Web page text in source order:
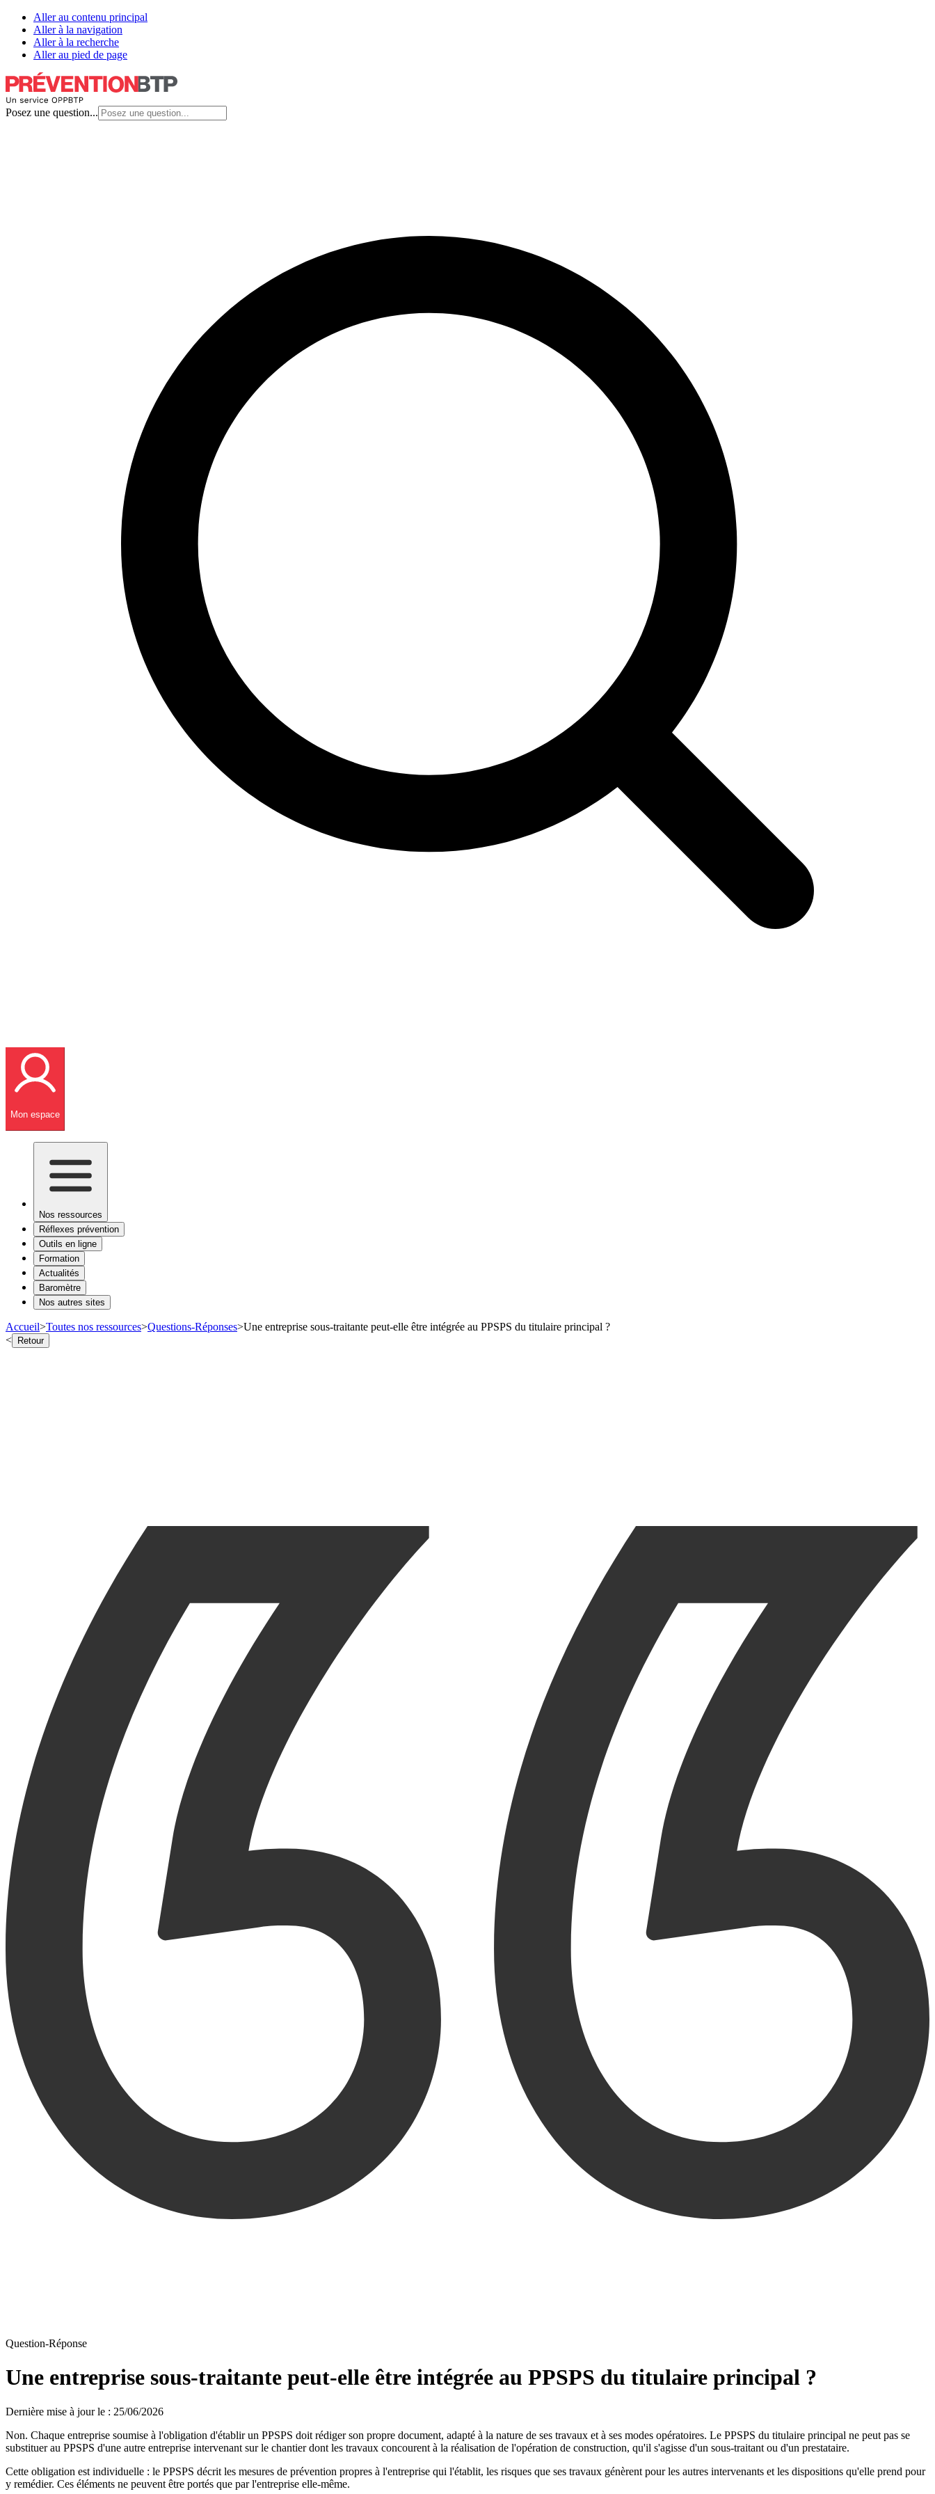
Aller au contenu principal
Aller à la navigation
Aller à la recherche
Aller au pied de page
Posez une question...
Mon espace
Nos ressources
Réflexes prévention
Outils en ligne
Formation
Actualités
Baromètre
Nos autres sites
Accueil>Toutes nos ressources>Questions-Réponses>Une entreprise sous-traitante peut-elle être intégrée au PPSPS du titulaire principal ?
< Retour
Question-Réponse
Une entreprise sous-traitante peut-elle être intégrée au PPSPS du titulaire principal ?
Dernière mise à jour le : 25/06/2026
Non. Chaque entreprise soumise à l'obligation d'établir un PPSPS doit rédiger son propre document, adapté à la nature de ses travaux et à ses modes opératoires. Le PPSPS du titulaire principal ne peut pas se
substituer au PPSPS d'une autre entreprise intervenant sur le chantier dont les travaux concourent à la réalisation de l'opération de construction, qu'il s'agisse d'un sous-traitant ou d'un prestataire.
Cette obligation est individuelle : le PPSPS décrit les mesures de prévention propres à l'entreprise qui l'établit, les risques que ses travaux génèrent pour les autres intervenants et les dispositions qu'elle prend pour
y remédier. Ces éléments ne peuvent être portés que par l'entreprise elle-même.